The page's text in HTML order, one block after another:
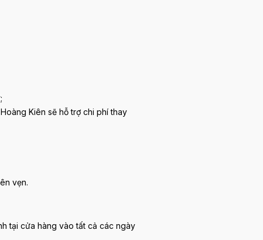
Kiên sẽ hỗ trợ chi phí thay
vẹn.
tại cửa hàng vào tất cả các ngày